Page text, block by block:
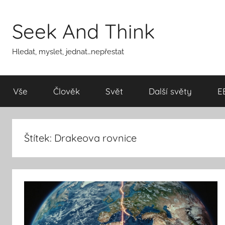
obsahu
Seek And Think
Hledat, myslet, jednat…nepřestat
Vše Člověk Svět Další světy
Štítek: Drakeova rovnice